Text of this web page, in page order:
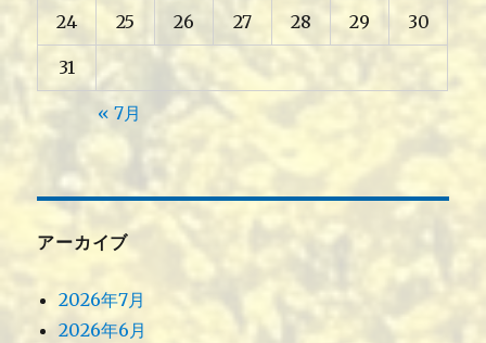
24 25 26 27 28 29 30
31
« 7月
アーカイブ
2026年7月
2026年6月